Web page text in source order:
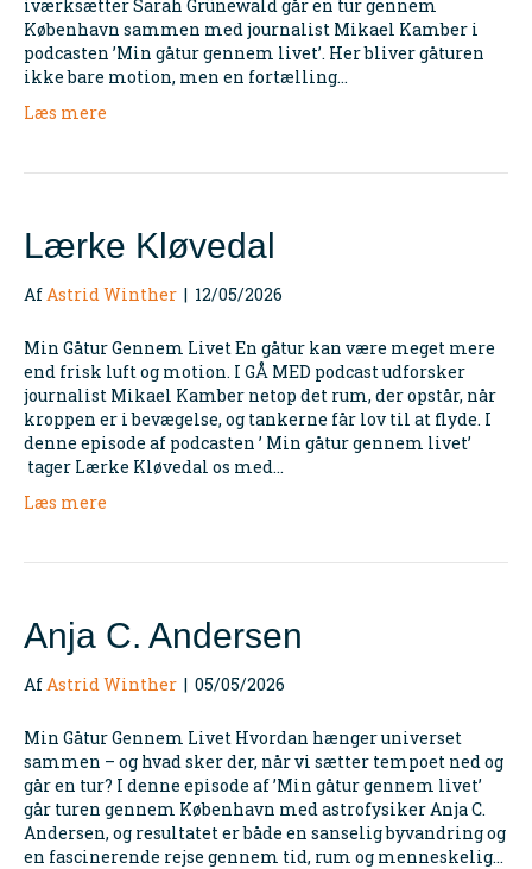
iværksætter Sarah Grünewald går en tur gennem
København sammen med journalist Mikael Kamber i
podcasten ’Min gåtur gennem livet’. Her bliver gåturen
ikke bare motion, men en fortælling…
Læs mere
Lærke Kløvedal
Af Astrid Winther | 12/05/2026
Min Gåtur Gennem Livet En gåtur kan være meget mere
end frisk luft og motion. I GÅ MED podcast udforsker
journalist Mikael Kamber netop det rum, der opstår, når
kroppen er i bevægelse, og tankerne får lov til at flyde. I
denne episode af podcasten ’ Min gåtur gennem livet’
tager Lærke Kløvedal os med…
Læs mere
Anja C. Andersen
Af Astrid Winther | 05/05/2026
Min Gåtur Gennem Livet Hvordan hænger universet
sammen – og hvad sker der, når vi sætter tempoet ned og
går en tur? I denne episode af ’Min gåtur gennem livet’
går turen gennem København med astrofysiker Anja C.
Andersen, og resultatet er både en sanselig byvandring og
en fascinerende rejse gennem tid, rum og menneskelig…